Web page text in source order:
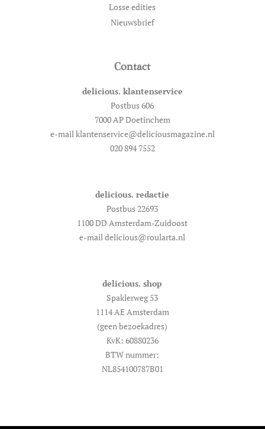
Losse edities
Nieuwsbrief
Contact
delicious. klantenservice
Postbus 606
7000 AP Doetinchem
e-mail klantenservice@deliciousmagazine.nl
020 894 7552
delicious. redactie
Postbus 22693
1100 DD Amsterdam-Zuidoost
e-mail delicious@roularta.nl
delicious. shop
Spaklerweg 53
1114 AE Amsterdam
(geen bezoekadres)
KvK: 60880236
BTW nummer:
NL854100787B01